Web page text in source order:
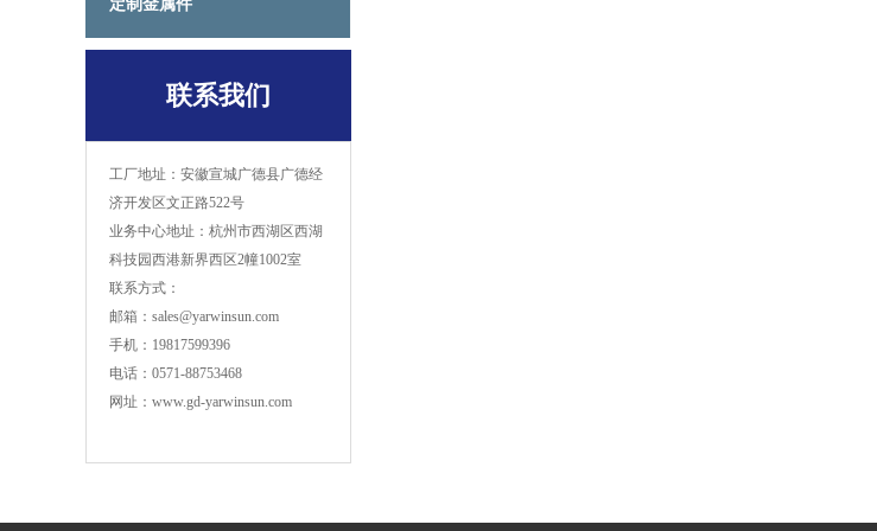
定制金属件
联系我们
工厂地址：安徽宣城广德县广德经
济开发区文正路522号
业务中心地址：杭州市西湖区西湖
科技园西港新界西区2幢1002室
联系方式：
邮箱：sales@yarwinsun.com
手机：19817599396
电话：0571-88753468
网址：www.gd-yarwinsun.com